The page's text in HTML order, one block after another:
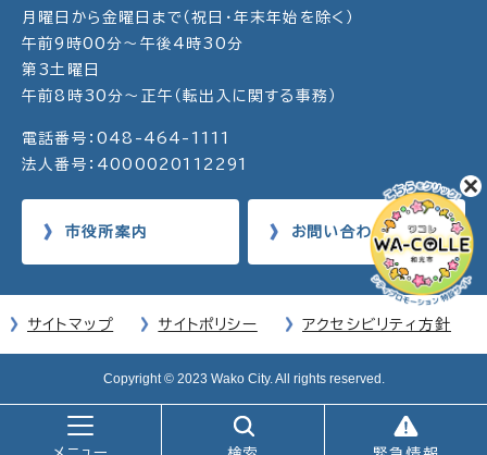
月曜日から金曜日まで（祝日・年末年始を除く）
午前9時00分～午後4時30分
第3土曜日
午前8時30分～正午（転出入に関する事務）
電話番号：048-464-1111
法人番号：4000020112291
市役所案内 お問い合わせ
サイトマップ サイトポリシー アクセシビリティ方針
Copyright © 2023 Wako City. All rights reserved.